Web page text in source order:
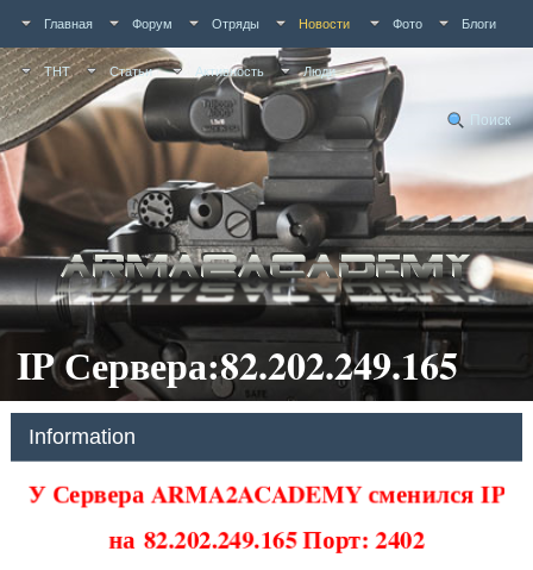
Главная Форум Отряды Новости Фото Блоги
ТНТ Статьи Активность Люди
Поиск
IP Сервера:82.202.249.165
Information
У Сервера ARMA2ACADEMY сменился IP
на82.202.249.165 Порт: 2402